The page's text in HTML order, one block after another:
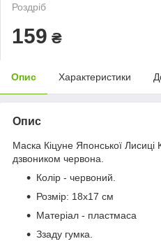
Роздріб
159 ₴
Опис Характеристики
Опис
Маска Кіцуне Японської Лисиці
дзвоником червона.
Колір - червоний.
Розмір: 18х17 см
Матеріал - пластмаса
Ззаду гумка.